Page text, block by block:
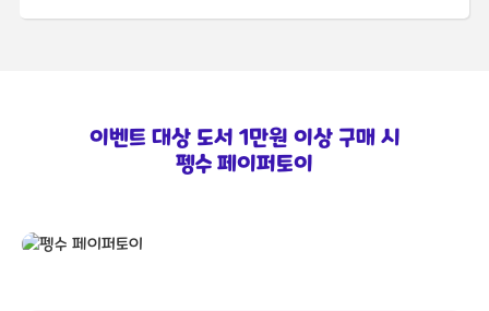
이벤트 대상 도서 1만원 이상 구매 시
펭수 페이퍼토이